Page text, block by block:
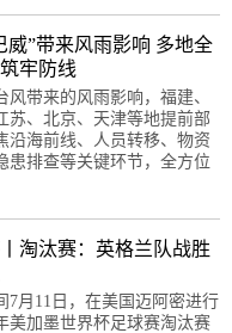
威”带来风雨影响 多地全
牢防线
风带来的风雨影响，福建、
苏、北京、天津等地提前部
沿海前线、人员转移、物资
患排查等关键环节，全方位
淘汰赛：英格兰队战胜
7月11日，在美国迈阿密进行
美加墨世界杯足球赛淘汰赛